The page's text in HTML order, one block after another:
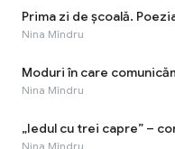
Prima zi de școală.
Nina Mîndru
Moduri în care
Nina Mîndru
„Iedul cu trei capre” –
Nina Mîndru